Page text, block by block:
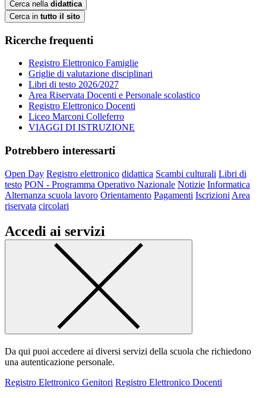
Cerca nella didattica
Cerca in tutto il sito
Ricerche frequenti
Registro Elettronico Famiglie
Griglie di valutazione disciplinari
Libri di testo 2026/2027
Area Riservata Docenti e Personale scolastico
Registro Elettronico Docenti
Liceo Marconi Colleferro
VIAGGI DI ISTRUZIONE
Potrebbero interessarti
Open Day Registro elettronico didattica Scambi culturali Libri di
testo PON - Programma Operativo Nazionale Notizie Informatica
Alternanza scuola lavoro Orientamento Pagamenti Iscrizioni Area
riservata circolari
Accedi ai servizi
Da qui puoi accedere ai diversi servizi della scuola che richiedono
una autenticazione personale.
Registro Elettronico Genitori Registro Elettronico Docenti